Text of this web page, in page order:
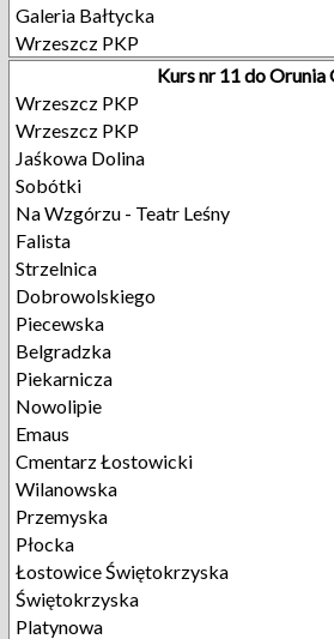
Galeria Bałtycka
Wrzeszcz PKP
Kurs nr 11 do Orunia
Wrzeszcz PKP
Wrzeszcz PKP
Jaśkowa Dolina
Sobótki
Na Wzgórzu - Teatr Leśny
Falista
Strzelnica
Dobrowolskiego
Piecewska
Belgradzka
Piekarnicza
Nowolipie
Emaus
Cmentarz Łostowicki
Wilanowska
Przemyska
Płocka
Łostowice Świętokrzyska
Świętokrzyska
Platynowa